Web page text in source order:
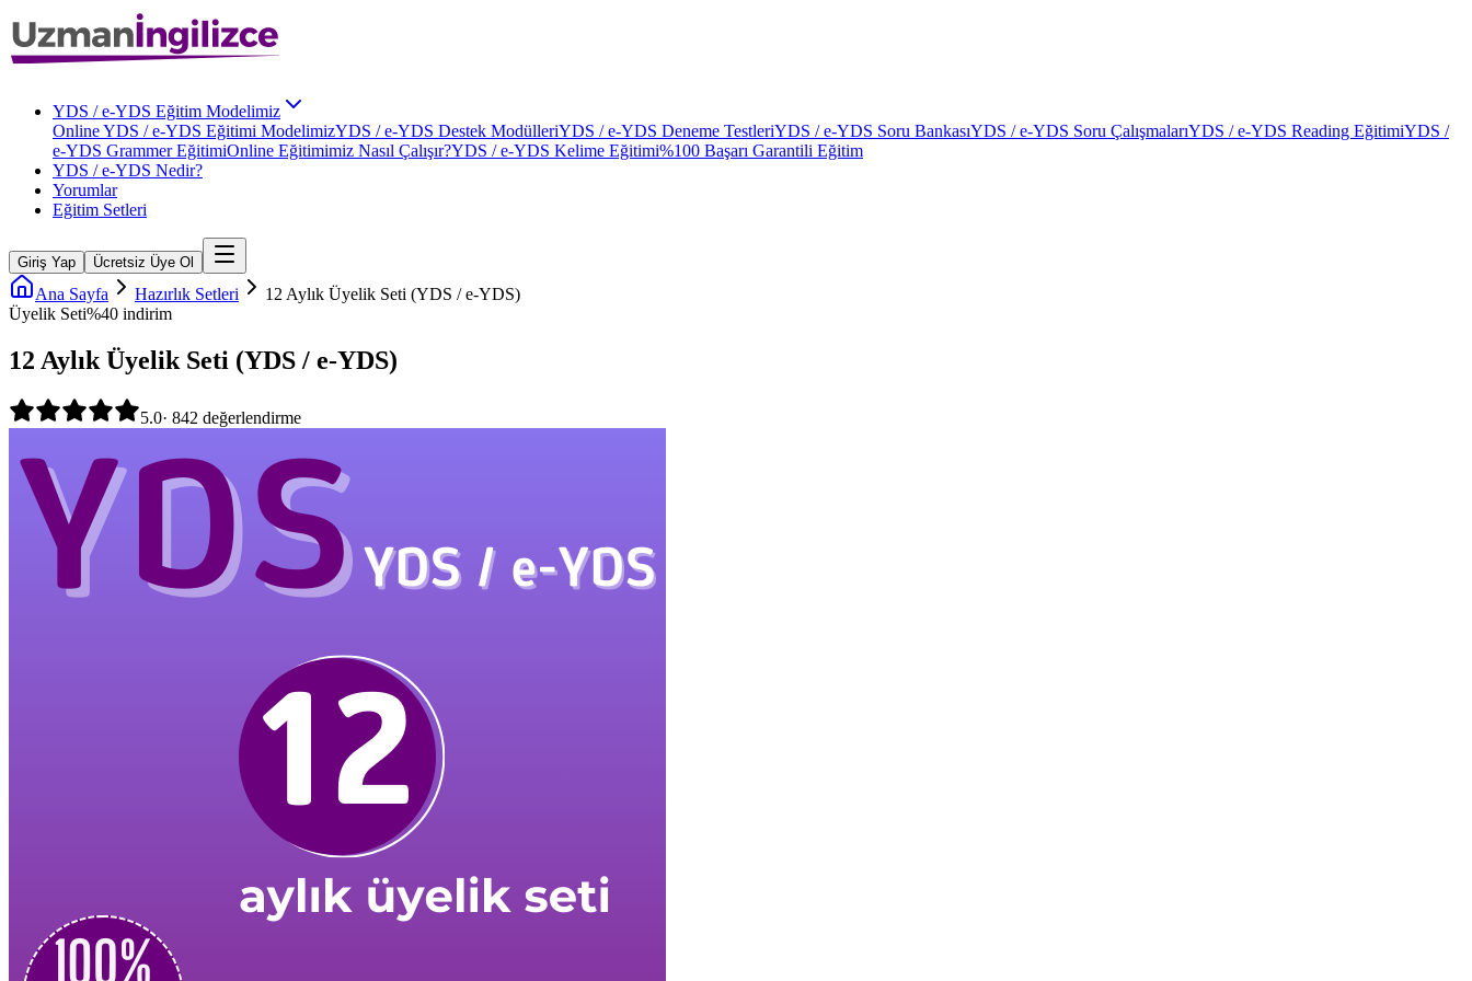
YDS / e-YDS Eğitim Modelimiz
Online YDS / e-YDS Eğitimi ModelimizYDS / e-YDS Destek ModülleriYDS / e-YDS Deneme TestleriYDS / e-YDS Soru BankasıYDS / e-YDS Soru ÇalışmalarıYDS / e-YDS Reading EğitimiYDS /
e-YDS Grammer EğitimiOnline Eğitimimiz Nasıl Çalışır?YDS / e-YDS Kelime Eğitimi%100 Başarı Garantili Eğitim
YDS / e-YDS Nedir?
Yorumlar
Eğitim Setleri
Giriş Yap Ücretsiz Üye Ol
Ana Sayfa Hazırlık Setleri
12 Aylık Üyelik Seti (YDS / e-YDS)
Üyelik Seti%40 indirim
12 Aylık Üyelik Seti (YDS / e-YDS)
5.0· 842 değerlendirme